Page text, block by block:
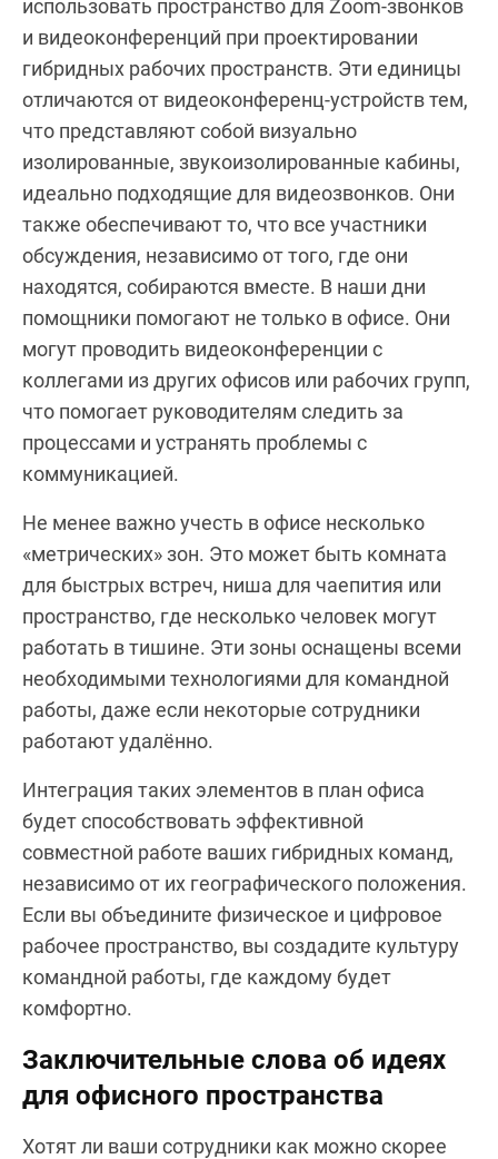
использовать пространство для Zoom-звонков
и видеоконференций при проектировании
гибридных рабочих пространств. Эти единицы
отличаются от видеоконференц-устройств тем,
что представляют собой визуально
изолированные, звукоизолированные кабины,
идеально подходящие для видеозвонков. Они
также обеспечивают то, что все участники
обсуждения, независимо от того, где они
находятся, собираются вместе. В наши дни
помощники помогают не только в офисе. Они
могут проводить видеоконференции с
коллегами из других офисов или рабочих групп,
что помогает руководителям следить за
процессами и устранять проблемы с
коммуникацией.
Не менее важно учесть в офисе несколько
«метрических» зон. Это может быть комната
для быстрых встреч, ниша для чаепития или
пространство, где несколько человек могут
работать в тишине. Эти зоны оснащены всеми
необходимыми технологиями для командной
работы, даже если некоторые сотрудники
работают удалённо.
Интеграция таких элементов в план офиса
будет способствовать эффективной
совместной работе ваших гибридных команд,
независимо от их географического положения.
Если вы объедините физическое и цифровое
рабочее пространство, вы создадите культуру
командной работы, где каждому будет
комфортно.
Заключительные слова об идеях
для офисного пространства
Хотят ли ваши сотрудники как можно скорее